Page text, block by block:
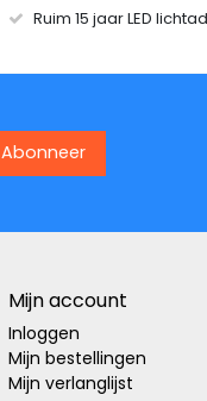
Ruim 15 jaar LED
Abonneer
Mijn account
Inloggen
Mijn bestellingen
Mijn verlanglijst